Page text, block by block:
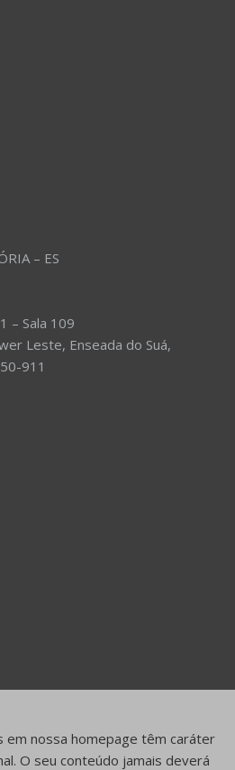
– ES
– Sala 109
Leste, Enseada do Suá,
911
em nossa homepage têm caráter
O seu conteúdo jamais deverá